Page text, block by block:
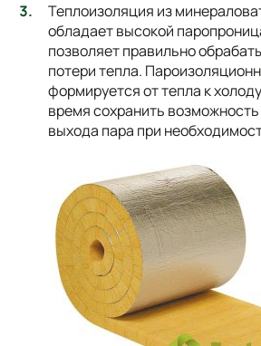
Теплоизоляция из
обладает высокой
позволяет правильно
потери тепла.
формируется от тепла к
время сохранить
выхода пара при